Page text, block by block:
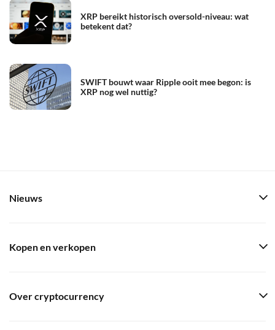
XRP bereikt historisch oversold-niveau: wat
betekent dat?
SWIFT bouwt waar Ripple ooit mee begon: is
XRP nog wel nuttig?
Nieuws
Kopen en verkopen
Over cryptocurrency